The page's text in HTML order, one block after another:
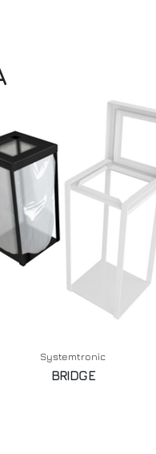
Systemtronic
BRIDGE